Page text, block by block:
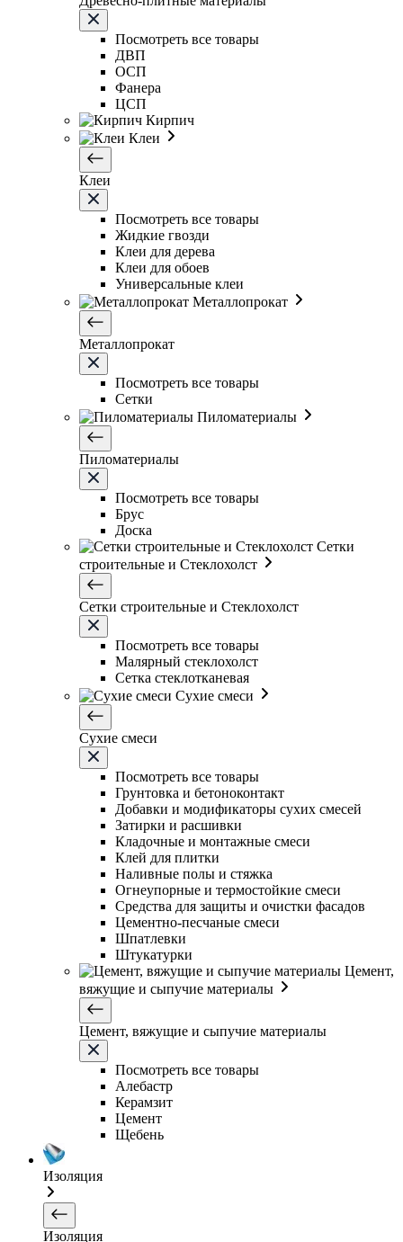
Посмотреть все товары
ДВП
ОСП
Фанера
ЦСП
Кирпич
Клеи
Клеи
Посмотреть все товары
Жидкие гвозди
Клеи для дерева
Клеи для обоев
Универсальные клеи
Металлопрокат
Металлопрокат
Посмотреть все товары
Сетки
Пиломатериалы
Пиломатериалы
Посмотреть все товары
Брус
Доска
Сетки
строительные и Стеклохолст
Сетки строительные и Стеклохолст
Посмотреть все товары
Малярный стеклохолст
Сетка стеклотканевая
Сухие смеси
Сухие смеси
Посмотреть все товары
Грунтовка и бетоноконтакт
Добавки и модификаторы сухих смесей
Затирки и расшивки
Кладочные и монтажные смеси
Клей для плитки
Наливные полы и стяжка
Огнеупорные и термостойкие смеси
Средства для защиты и очистки фасадов
Цементно-песчаные смеси
Шпатлевки
Штукатурки
Цемент,
вяжущие и сыпучие материалы
Цемент, вяжущие и сыпучие материалы
Посмотреть все товары
Алебастр
Керамзит
Цемент
Щебень
Изоляция
Изоляция